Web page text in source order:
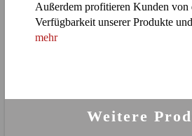
Außerdem profitieren Kunden von
Verfügbarkeit unserer Produkte
mehr
Weitere